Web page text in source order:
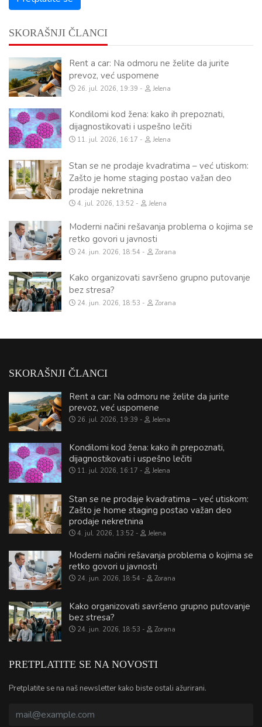
SKORAŠNJI ČLANCI
Rent a car: Na odmoru ne želite da jurite
prevoz, već uspomene
26. jul. 2026, 19:39 Jelena
Kondilomi kod žena: kako ih prepoznati,
dijagnostikovati i uspešno lečiti
11. jul. 2026, 16:17 Jelena
Stan se ne prodaje kvadratima – već utiskom:
Zašto je home staging postao važan deo
prodaje nekretnina
4. jul. 2026, 13:52 Jelena
Moderni načini rešavanja problema o kojima se
retko govori u javnosti
24. jun. 2026, 18:54 Zorana
Kako organizovati savršeno grupno putovanje
bez stresa?
24. jun. 2026, 18:53 Zorana
SKORAŠNJI ČLANCI
Rent a car: Na odmoru ne želite da jurite
prevoz, već uspomene
26. jul. 2026, 19:39 Jelena
Kondilomi kod žena: kako ih prepoznati,
dijagnostikovati i uspešno lečiti
11. jul. 2026, 16:17 Jelena
Stan se ne prodaje kvadratima – već utiskom:
Zašto je home staging postao važan deo
prodaje nekretnina
4. jul. 2026, 13:52 Jelena
Moderni načini rešavanja problema o kojima se
retko govori u javnosti
24. jun. 2026, 18:54 Zorana
Kako organizovati savršeno grupno putovanje
bez stresa?
24. jun. 2026, 18:53 Zorana
PRETPLATITE SE NA NOVOSTI
Pretplatite se na naš newsletter kako biste ostali ažurirani.